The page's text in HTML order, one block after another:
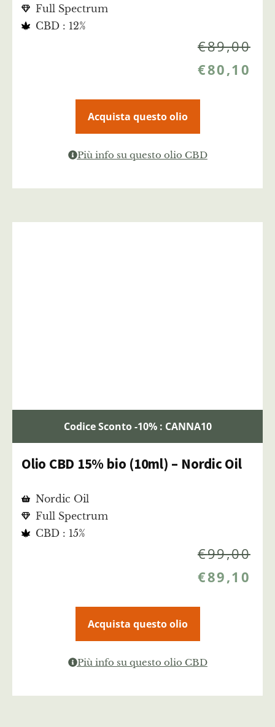
Full Spectrum
CBD : 12%
€89,00
€80,10
Acquista questo olio
Più info su questo olio CBD
Codice Sconto -10% : CANNA10
Olio CBD 15% bio (10ml) – Nordic Oil
Nordic Oil
Full Spectrum
CBD : 15%
€99,00
€89,10
Acquista questo olio
Più info su questo olio CBD